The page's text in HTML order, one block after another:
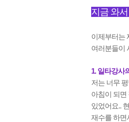
지금 와
이제부터는
여러분들이
1. 일타강사
저는 너무
아침이 되면
있었어요..
재수를 하면